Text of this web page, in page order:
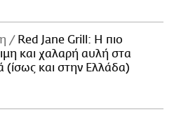
Red Jane Grill: Η πιο
και χαλαρή αυλή στα
(ίσως και στην Ελλάδα)